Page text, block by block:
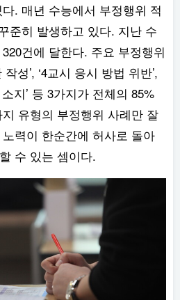
. 매년 수능에서 부정행위 적
준히 발생하고 있다. 지난 수
건에 달한다. 주요 부정행위
성’, ‘4교시 응시 방법 위반’,
지’ 등 3가지가 전체의 85%
유형의 부정행위 사례만 잘
력이 한순간에 허사로 돌아
수 있는 셈이다.